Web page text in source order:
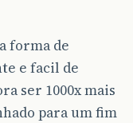
forma de
e facil de
ser 1000x mais
para um fim